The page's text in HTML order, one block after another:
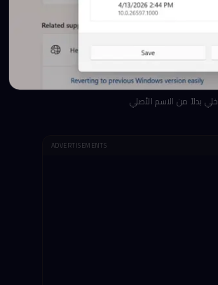
ADVERTISEMENTS